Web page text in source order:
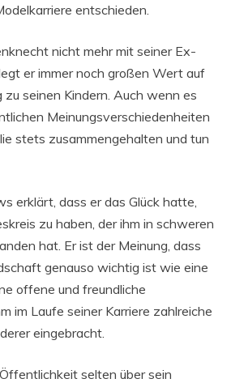
entschieden.
nicht mehr mit seiner Ex-
er immer noch großen Wert auf
seinen Kindern. Auch wenn es
Meinungsverschiedenheiten
stets zusammengehalten und tun
erklärt, dass er das Glück hatte,
zu haben, der ihm in schweren
hat. Er ist der Meinung, dass
genauso wichtig ist wie eine
offene und freundliche
im Laufe seiner Karriere zahlreiche
eingebracht.
selten über sein